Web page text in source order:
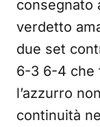
consegnato
verdetto
due set
6-3 6-4 che
l’azzurro
continuità